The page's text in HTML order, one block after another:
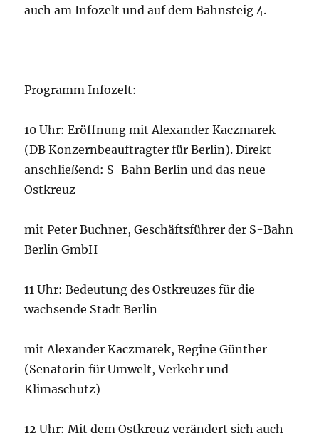
auch am Infozelt und auf dem Bahnsteig 4.
Programm Infozelt:
10 Uhr: Eröffnung mit Alexander Kaczmarek
(DB Konzernbeauftragter für Berlin). Direkt
anschließend: S-Bahn Berlin und das neue
Ostkreuz
mit Peter Buchner, Geschäftsführer der S-Bahn
Berlin GmbH
11 Uhr: Bedeutung des Ostkreuzes für die
wachsende Stadt Berlin
mit Alexander Kaczmarek, Regine Günther
(Senatorin für Umwelt, Verkehr und
Klimaschutz)
12 Uhr: Mit dem Ostkreuz verändert sich auch